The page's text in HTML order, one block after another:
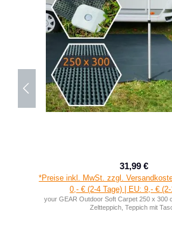
31,99 €
*Preise inkl. MwSt. zzgl.
0,- € (2-4 Tage) | EU: 9,- €
your GEAR Outdoor Soft Carpet 250 x 300
Zeltteppich, Teppich mit